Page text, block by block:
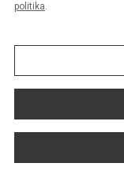
politika.Sumanus būdas